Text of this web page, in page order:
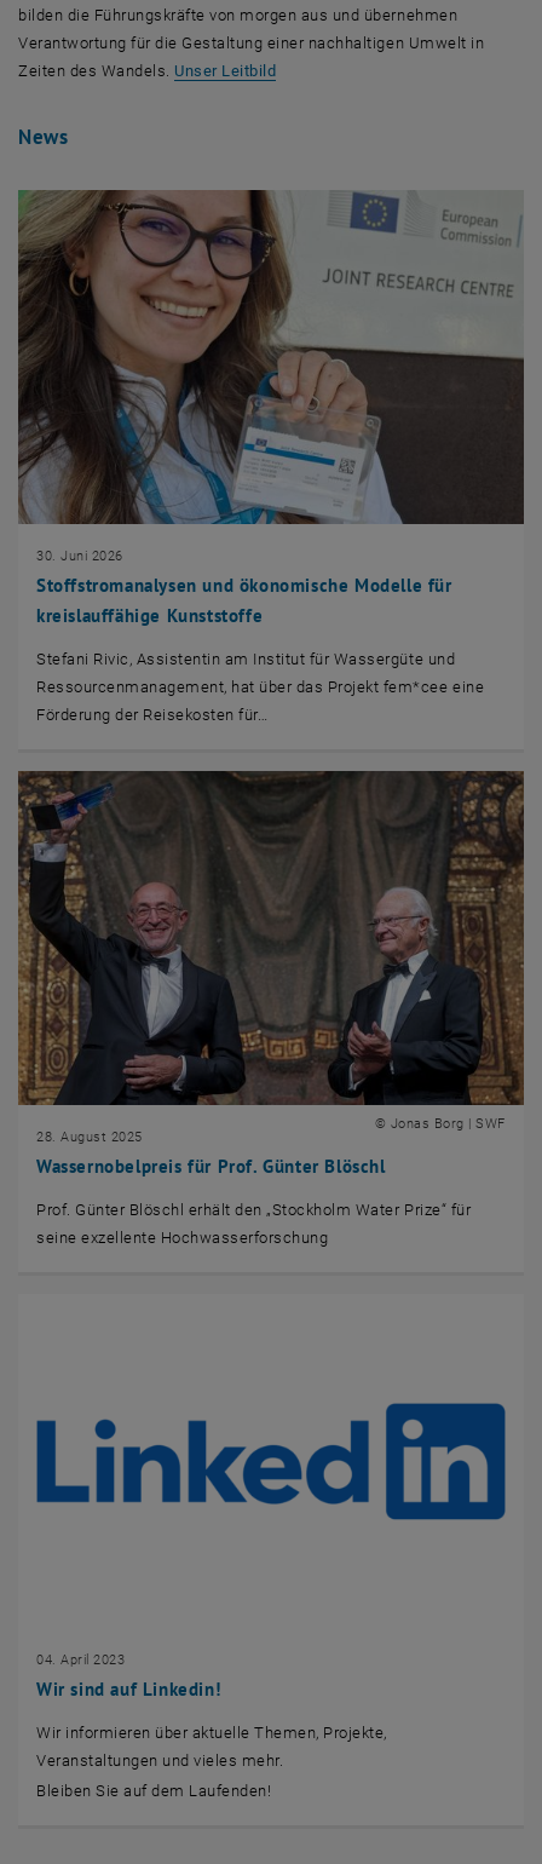
bilden die Führungskräfte von morgen aus und übernehmen
Verantwortung für die Gestaltung einer nachhaltigen Umwelt in
Zeiten des Wandels. Unser Leitbild
News
Stoffstromanalysen und ökonomische Modelle für
kreislauffähige Kunststoffe
30. Juni 2026
Stefani Rivic, Assistentin am Institut für Wassergüte und
Ressourcenmanagement, hat über das Projekt fem*cee eine
Förderung der Reisekosten für…
Wassernobelpreis für Prof. Günter Blöschl
28. August 2025
© Jonas Borg | SWF
Prof. Günter Blöschl erhält den „Stockholm Water Prize“ für
seine exzellente Hochwasserforschung
Wir sind auf Linkedin!
04. April 2023
Wir informieren über aktuelle Themen, Projekte,
Veranstaltungen und vieles mehr.
Bleiben Sie auf dem Laufenden!